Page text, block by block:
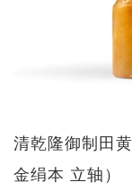
清乾隆御制田
金绢本 立轴）